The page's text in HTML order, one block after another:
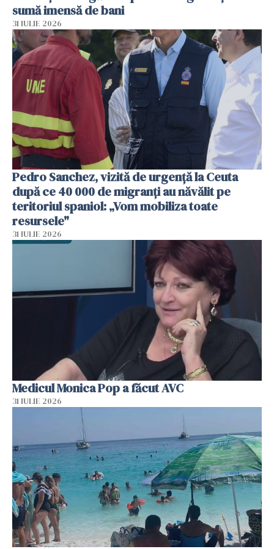
sumă imensă de bani
31 IULIE 2026
Pedro Sanchez, vizită de urgență la Ceuta
după ce 40 000 de migranți au năvălit pe
teritoriul spaniol: „Vom mobiliza toate
resursele"
31 IULIE 2026
Medicul Monica Pop a făcut AVC
31 IULIE 2026